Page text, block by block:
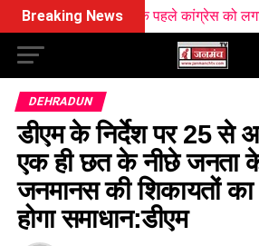
Breaking News
से ठीक पहले कांग्रेस को लगा बड़ा झटका,
DEHRADUN
डीएम के निर्देश पर 25 से
एक ही छत के नीछे जनता के
जनमानस की शिकायतों का
होगा समाधान:डीएम